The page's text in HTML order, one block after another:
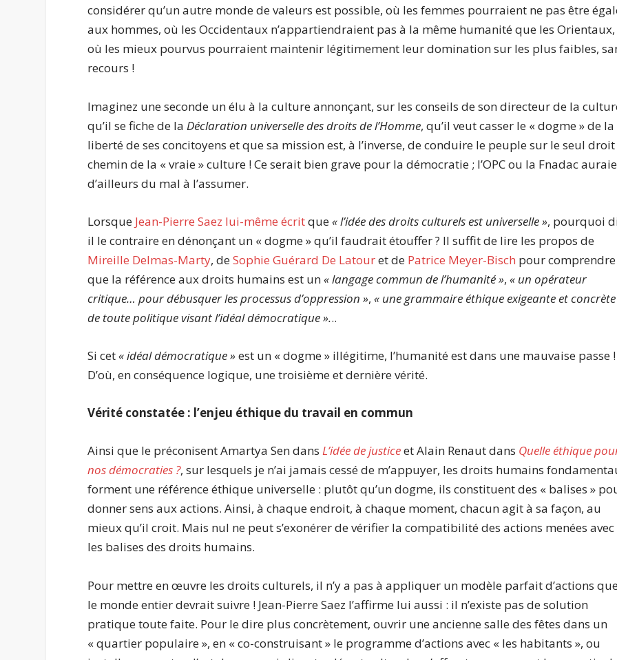
considérer qu’un autre monde de valeurs est possible, où les femmes pourraient ne pas être
aux hommes, où les Occidentaux n’appartiendraient pas à la même humanité que les Orientaux,
où les mieux pourvus pourraient maintenir légitimement leur domination sur les plus faibles,
recours !
Imaginez une seconde un élu à la culture annonçant, sur les conseils de son directeur de la
qu’il se fiche de la Déclaration universelle des droits de l’Homme, qu’il veut casser le « dogme » de la
liberté de ses concitoyens et que sa mission est, à l’inverse, de conduire le peuple sur le seul droit
chemin de la « vraie » culture ! Ce serait bien grave pour la démocratie ; l’OPC ou la Fnadac
d’ailleurs du mal à l’assumer.
Lorsque Jean-Pierre Saez lui-même écritque« l’idée des droits culturels est universelle », pourquoi
il le contraire en dénonçant un « dogme » qu’il faudrait étouffer ? Il suffit de lire les propos de
Mireille Delmas-Marty, deSophie Guérard De Latouret de Patrice Meyer-Bisch pour comprendre
que la référence aux droits humains est un« langage commun de l’humanité », « un opérateur
critique… pour débusquer les processus d’oppression »,« une grammaire éthique exigeante et concrète
de toute politique visant l’idéal démocratique »...
Si cet« idéal démocratique »est un « dogme » illégitime, l’humanité est dans une mauvaise passe !
D’où, en conséquence logique, une troisième et dernière vérité.
Vérité constatée : l’enjeu éthique du travail en commun
Ainsi que le préconisent Amartya Sen dansL’idée de justiceet Alain Renaut dans Quelle éthique
nos démocraties ?, sur lesquels je n’ai jamais cessé de m’appuyer, les droits humains
forment une référence éthique universelle : plutôt qu’un dogme, ils constituent des « balises »
donner sens aux actions. Ainsi, à chaque endroit, à chaque moment, chacun agit à sa façon, au
mieux qu’il croit. Mais nul ne peut s’exonérer de vérifier la compatibilité des actions menées avec
les balises des droits humains.
Pour mettre en œuvre les droits culturels, il n’y a pas à appliquer un modèle parfait d’actions que
le monde entier devrait suivre ! Jean-Pierre Saez l’affirme lui aussi : il n’existe pas de solution
pratique toute faite. Pour le dire plus concrètement, ouvrir une ancienne salle des fêtes dans un
« quartier populaire », en « co-construisant » le programme d’actions avec « les habitants », ou